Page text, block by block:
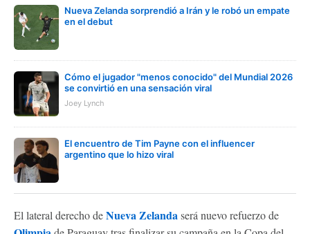
Nueva Zelanda sorprendió a Irán y le robó un empate
en el debut
Cómo el jugador "menos conocido" del Mundial 2026
se convirtió en una sensación viral
Joey Lynch
El encuentro de Tim Payne con el influencer
argentino que lo hizo viral
El lateral derecho deNueva Zelandaserá nuevo refuerzo de